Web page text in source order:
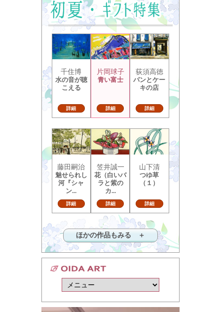
千住博
水の音が聴
こえる
詳細
片岡球子
青い富士
詳細
荻須高徳
パンとケー
キの店
詳細
藤田嗣治
魅せられし
河『シャ
ン...
詳細
笠井誠一
花（白いバ
ラと紫の
カ...
詳細
山下清
つゆ草
（１）
詳細
ほかの作品もみる ＋